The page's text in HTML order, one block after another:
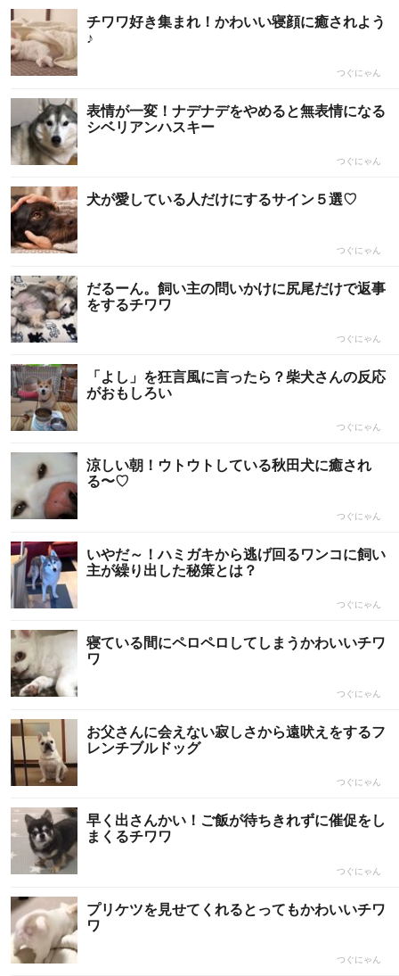
チワワ好き集まれ！かわいい寝顔に癒されよう
♪
つぐにゃん
表情が一変！ナデナデをやめると無表情になる
シベリアンハスキー
つぐにゃん
犬が愛している人だけにするサイン５選♡
つぐにゃん
だるーん。飼い主の問いかけに尻尾だけで返事
をするチワワ
つぐにゃん
「よし」を狂言風に言ったら？柴犬さんの反応
がおもしろい
つぐにゃん
涼しい朝！ウトウトしている秋田犬に癒され
る〜♡
つぐにゃん
いやだ～！ハミガキから逃げ回るワンコに飼い
主が繰り出した秘策とは？
つぐにゃん
寝ている間にペロペロしてしまうかわいいチワ
ワ
つぐにゃん
お父さんに会えない寂しさから遠吠えをするフ
レンチブルドッグ
つぐにゃん
早く出さんかい！ご飯が待ちきれずに催促をし
まくるチワワ
つぐにゃん
プリケツを見せてくれるとってもかわいいチワ
ワ
つぐにゃん